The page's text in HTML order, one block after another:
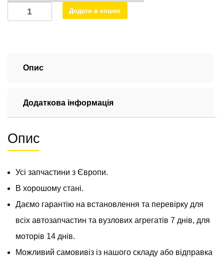
ведучий
6013535110
кількість
Додати в кошик
Опис
Додаткова інформація
Опис
Усі запчастини з Європи.
В хорошому стані.
Даємо гарантію на встановлення та перевірку для
всіх автозапчастин та вузлових агрегатів 7 днів, для
моторів 14 днів.
Можливий самовивіз із нашого складу або відправка